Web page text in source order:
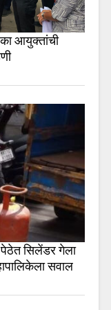
आयुक्तांची
सिलेंडर गेला
सवाल